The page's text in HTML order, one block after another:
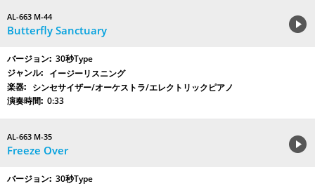
AL-663 M-44
Butterfly Sanctuary
30秒Type
イージーリスニング
シンセサイザー/オーケストラ/エレクトリックピアノ
0:33
AL-663 M-35
Freeze Over
30秒Type